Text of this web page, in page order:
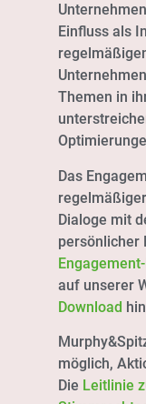
Einfluss als
Themen in
Das
Dialoge mit
persönlicher
auf unserer
Download
möglich,
Die Leitlinie